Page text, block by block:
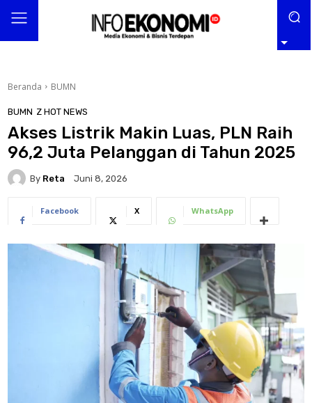
Beranda BUMN
BUMN Z HOT NEWS
Akses Listrik Makin Luas, PLN Raih
96,2 Juta Pelanggan di Tahun 2025
By Reta Juni 8, 2026
Facebook X WhatsApp